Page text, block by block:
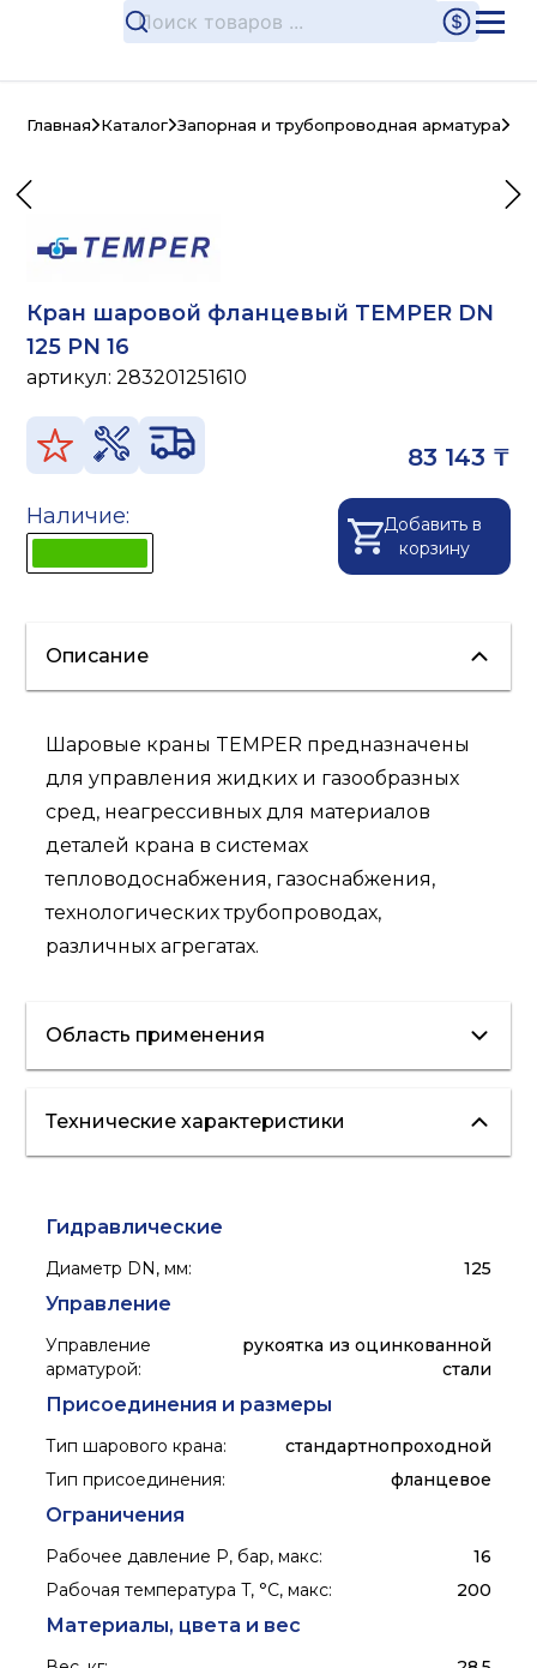
Главная Каталог Запорная и трубопроводная арматура
Кран шаровой фланцевый TEMPER DN
125 PN 16
артикул:283201251610
83 143 ₸
Наличие:
Добавить в
корзину
Описание
Шаровые краны TEMPER предназначены
для управления жидких и газообразных
сред, неагрессивных для материалов
деталей крана в системах
тепловодоснабжения, газоснабжения,
технологических трубопроводах,
различных агрегатах.
Область применения
водоснабжение отопление
Технические характеристики
Гидравлические
Диаметр DN, мм: 125
Управление
Управление
арматурой:
рукоятка из оцинкованной
стали
Присоединения и размеры
Тип шарового крана:
стандартнопроходной
Тип присоединения: фланцевое
Ограничения
Рабочее давление P, бар, макс:
16
Рабочая температура T, °C, макс: 200
Материалы, цвета и вес